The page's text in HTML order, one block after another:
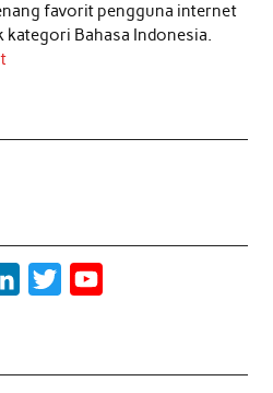
favorit pengguna internet
Bahasa Indonesia.
k
t
T